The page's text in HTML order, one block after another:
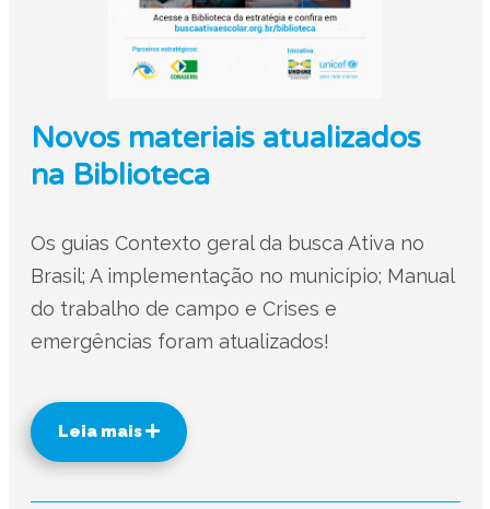
Novos materiais atualizados
na Biblioteca
Os guias Contexto geral da busca Ativa no
Brasil; A implementação no município; Manual
do trabalho de campo e Crises e
emergências foram atualizados!
Leia mais